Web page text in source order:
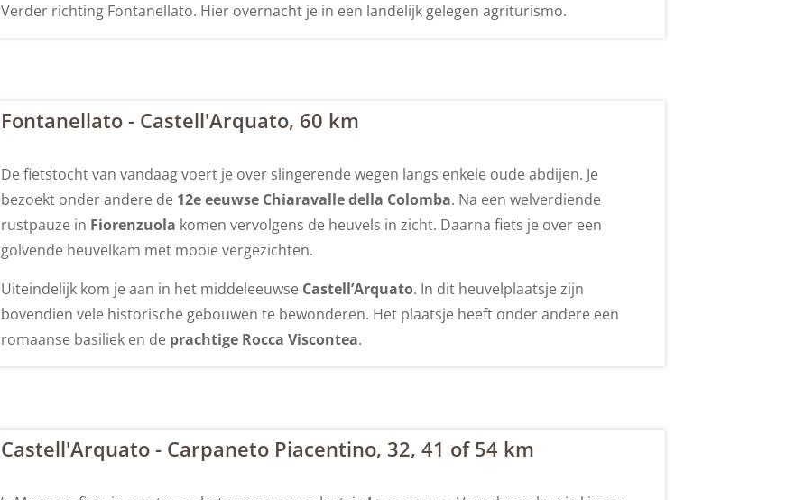
Verder richting Fontanellato. Hier overnacht je in een landelijk gelegen agriturismo.
Fontanellato - Castell'Arquato, 60 km
De fietstocht van vandaag voert je over slingerende wegen langs enkele oude abdijen. Je
bezoekt onder andere de 12e eeuwse Chiaravalle della Colomba. Na een welverdiende
rustpauze in Fiorenzuola komen vervolgens de heuvels in zicht. Daarna fiets je over een
golvende heuvelkam met mooie vergezichten.
Uiteindelijk kom je aan in het middeleeuwse Castell’Arquato. In dit heuvelplaatsje zijn
bovendien vele historische gebouwen te bewonderen. Het plaatsje heeft onder andere een
romaanse basiliek en de prachtige Rocca Viscontea.
Castell'Arquato - Carpaneto Piacentino, 32, 41 of 54 km